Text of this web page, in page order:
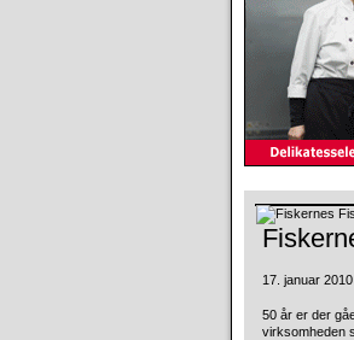
17. januar
50 år er der
virksomheden